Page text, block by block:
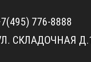
776-8888
СКЛАДОЧНАЯ